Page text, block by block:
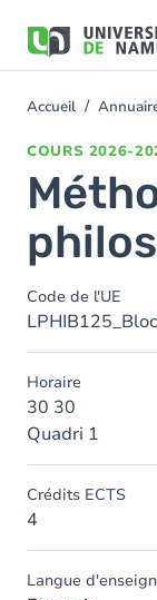
contenu
You
Accueil
COURS 2026-
Code de l'UE
Horaire
30 30
Quadri 1
Crédits ECTS
4
Langue